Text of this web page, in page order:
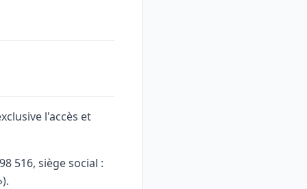
l'accès et
516, siège social :